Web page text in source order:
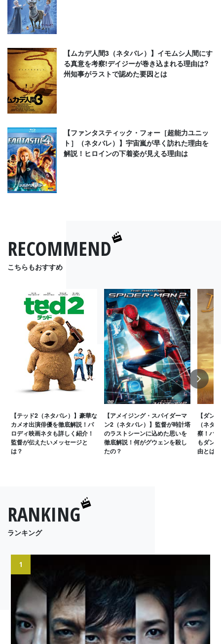
【ムカデ人間3（ネタバレ）】イモムシ人間にす
る真意を考察!デイジーが巻き込まれる理由は?
州知事がラストで認めた要因とは
【ファンタスティック・フォー［超能力ユニッ
ト］（ネタバレ）】宇宙嵐が早く訪れた理由を
解説！ヒロインの下着姿が見える理由は
RECOMMEND
こちらもおすすめ
【テッド2（ネタバレ）】豪華な
カメオ出演俳優を徹底解説！パ
ロディ映画ネタも詳しく紹介！
監督が伝えたいメッセージと
は？
【アメイジング・スパイダーマ
ン2（ネタバレ）】監督が時計塔
のラストシーンに込めた思いを
徹底解説！何がグウェンを殺し
たの？
【ダン
（ネタ
察！バ
もダン
由とは
Next
RANKING
ランキング
1